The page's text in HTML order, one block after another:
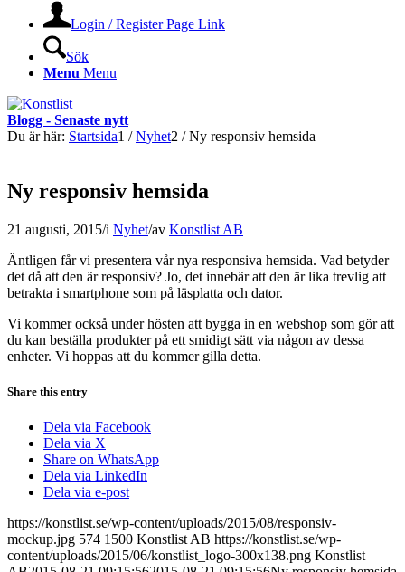
Login / Register Page Link
Sök
Menu Menu
Blogg - Senaste nytt
Du är här: Startsida1 / Nyhet2 / Ny responsiv hemsida
Ny responsiv hemsida
21 augusti, 2015/i Nyhet/av Konstlist AB
Äntligen får vi presentera vår nya responsiva hemsida. Vad betyder
det då att den är responsiv? Jo, det innebär att den är lika trevlig att
betrakta i smartphone som på läsplatta och dator.
Vi kommer också under hösten att bygga in en webshop som gör att
du kan beställa produkter på ett smidigt sätt via någon av dessa
enheter. Vi hoppas att du kommer gilla detta.
Share this entry
Dela via Facebook
Dela via X
Share on WhatsApp
Dela via LinkedIn
Dela via e-post
https://konstlist.se/wp-content/uploads/2015/08/responsiv-
mockup.jpg 574 1500 Konstlist AB https://konstlist.se/wp-
content/uploads/2015/06/konstlist_logo-300x138.png Konstlist